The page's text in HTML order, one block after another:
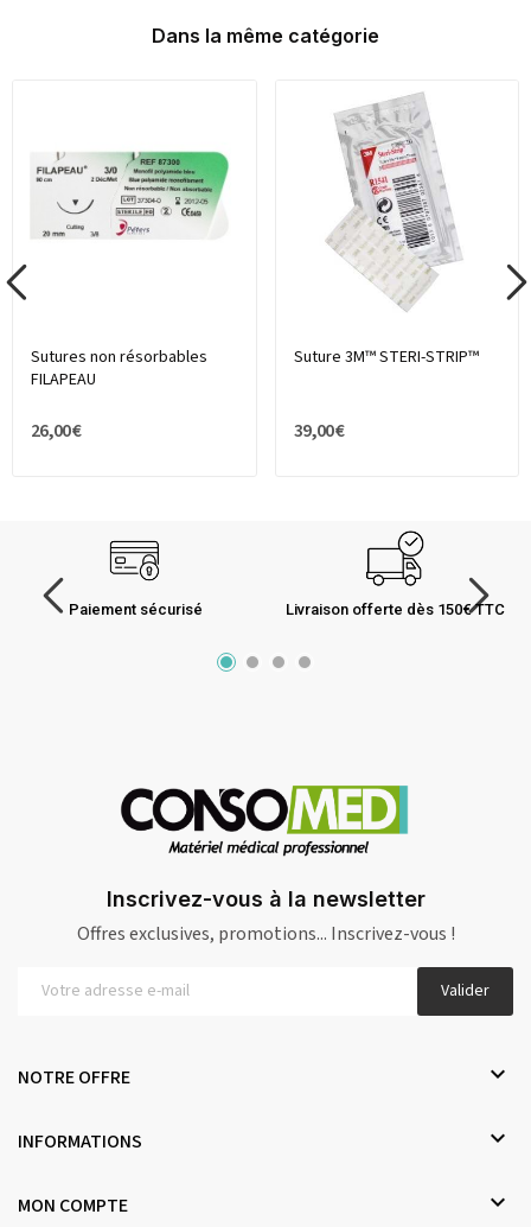
Dans la même catégorie
Sutures non résorbables
FILAPEAU
26,00 €
Suture 3M™ STERI-STRIP™
39,00 €
Paiement sécurisé Livraison offerte dès 150€ TTC
Inscrivez-vous à la newsletter
Offres exclusives, promotions... Inscrivez-vous !
Valider
NOTRE OFFRE 
INFORMATIONS 
MON COMPTE 